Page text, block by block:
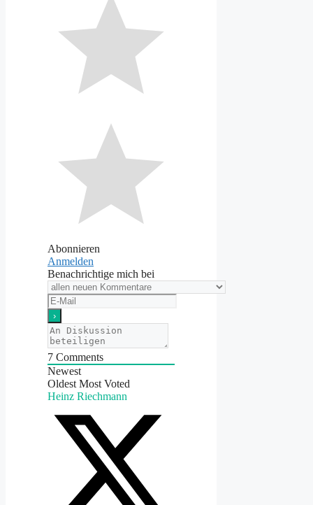
Abonnieren
Anmelden
Benachrichtige mich bei
7 Comments
Newest
Oldest Most Voted
Heinz Riechmann